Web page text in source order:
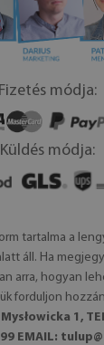
Fizetés módja:
Küldés módja:
tartalma a
áll. Ha
arra, hogyan
forduljon
1,
EMAIL: